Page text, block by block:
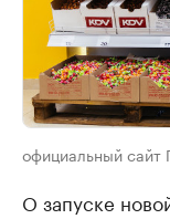
официальный сайт
О запуске